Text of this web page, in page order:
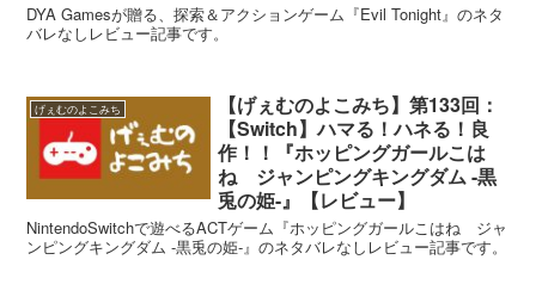
DYA Gamesが贈る、探索＆アクションゲーム『Evil Tonight』のネタ
バレなしレビュー記事です。
げぇむのよこみち
【げぇむのよこみち】第133回：
【Switch】ハマる！ハネる！良
作！！『ホッピングガールこは
ね ジャンピングキングダム -黒
兎の姫-』【レビュー】
NintendoSwitchで遊べるACTゲーム『ホッピングガールこはね ジャ
ンピングキングダム -黒兎の姫-』のネタバレなしレビュー記事です。